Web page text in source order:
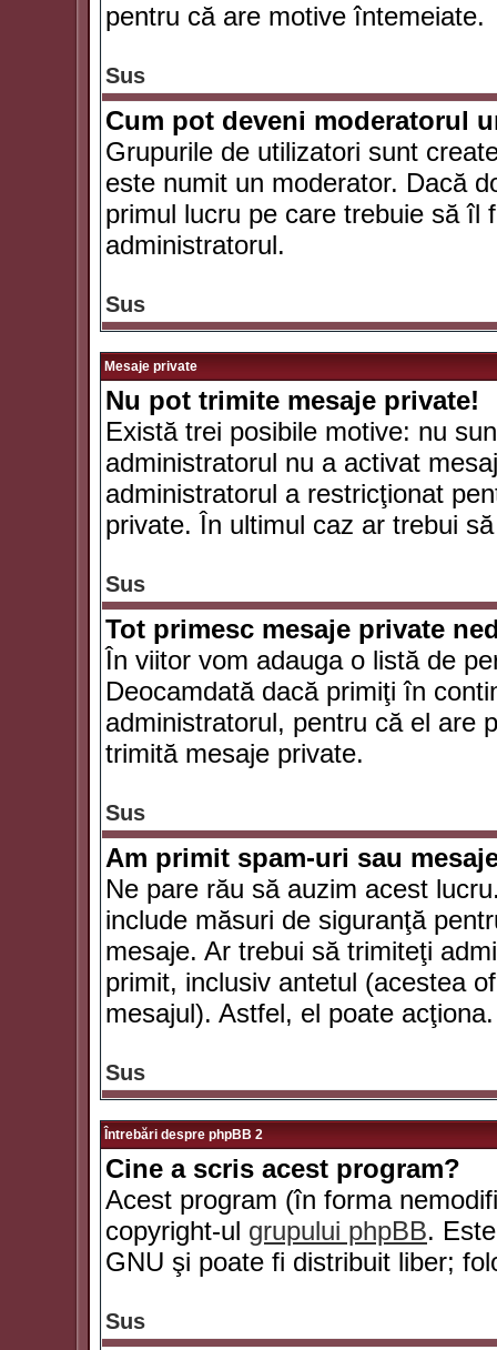
pentru că are motive întemeiate.
Sus
Cum pot deveni moderatorul
Grupurile de utilizatori sunt
este numit un moderator. Dacă
primul lucru pe care trebuie să îl
administratorul.
Sus
Mesaje private
Nu pot trimite mesaje private!
Există trei posibile motive: nu
administratorul nu a activat
administratorul a restricţionat
private. În ultimul caz ar trebui
Sus
Tot primesc mesaje private
În viitor vom adauga o listă de
Deocamdată dacă primiţi în
administratorul, pentru că el are
trimită mesaje private.
Sus
Am primit spam-uri sau
Ne pare rău să auzim acest
include măsuri de siguranţă
mesaje. Ar trebui să trimiteţi
primit, inclusiv antetul (acestea
mesajul). Astfel, el poate acţiona.
Sus
Întrebări despre phpBB 2
Cine a scris acest program?
Acest program (în forma
copyright-ul grupului phpBB.
GNU şi poate fi distribuit liber;
Sus